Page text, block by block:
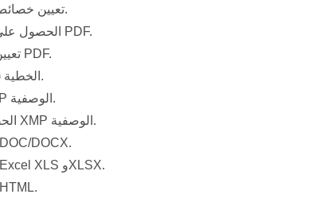
تعيين خصائص عرض الصفحة.
الحصول على معلومات ملف PDF.
تعيين معلومات ملف PDF.
الخطية (التحسين للويب).
تعيين بيانات XMP الوصفية.
الحصول على بيانات XMP الوصفية.
تحويل PDF إلى DOC/DOCX.
تحويل PDF إلى Excel XLS وXLSX.
تحويل PDF إلى HTML.